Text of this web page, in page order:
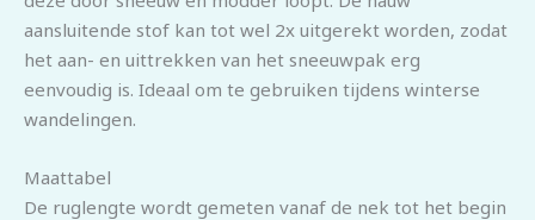
aansluitende stof kan tot wel 2x uitgerekt worden, zodat
het aan- en uittrekken van het sneeuwpak erg
eenvoudig is. Ideaal om te gebruiken tijdens winterse
wandelingen.
Maattabel
De ruglengte wordt gemeten vanaf de nek tot het begin